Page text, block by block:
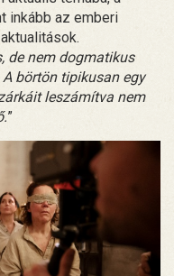
inkább az emberi
de nem dogmatikus
börtön tipikusan egy
leszámítva nem
”